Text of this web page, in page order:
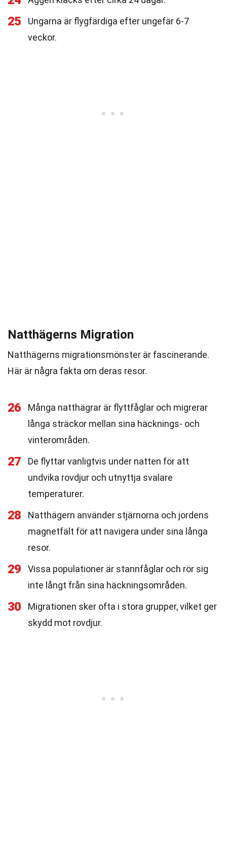
25
Ungarna är flygfärdiga efter ungefär 6-7
veckor.
Natthägerns Migration
Natthägerns migrationsmönster är fascinerande.
Här är några fakta om deras resor.
26
Många natthägrar är flyttfåglar och migrerar
långa sträckor mellan sina häcknings- och
vinterområden.
27
De flyttar vanligtvis under natten för att
undvika rovdjur och utnyttja svalare
temperaturer.
28
Natthägern använder stjärnorna och jordens
magnetfält för att navigera under sina långa
resor.
29
Vissa populationer är stannfåglar och rör sig
inte långt från sina häckningsområden.
30
Migrationen sker ofta i stora grupper, vilket ger
skydd mot rovdjur.